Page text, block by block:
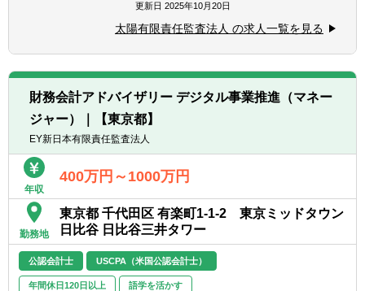
TOEIC700点程度でチャレンジ可能です。
針です。（欧米、アジア地域を中心に）
※ご入所後、1～2年程度は国内拠点にてご経
験を積んでいただきますが、近い将来、海外
へチャレンジできる可能性があります。
※駐在先にもよりますが、アドバイザリー業
務・税務業務の経験ができます。
【現在の海外駐在職員について／2022年3月
時点】
現在、約10名の方々が海外拠点へ駐在してお
ります。
更新日 2025年10月20日
太陽有限責任監査法人 の求人一覧を見る
財務会計アドバイザリー デジタル事業推進（マネー
ジャー）｜【東京都】
EY新日本有限責任監査法人
年収
400万円～1000万円
勤務地
東京都 千代田区 有楽町1-1-2 東京ミッドタウン
日比谷 日比谷三井タワー
公認会計士 USCPA（米国公認会計士）
年間休日120日以上 語学を活かす